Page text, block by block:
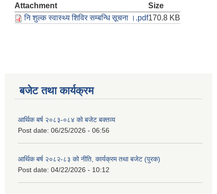
Attachment
Size
नि शुल्क स्वास्थ्य शिविर सम्बन्धि सूचना ।.pdf170.8 KB
बजेट तथा कार्यक्रम
आर्थिक बर्ष २०८३-०८४ को बजेट बक्तव्य
Post date: 06/25/2026 - 06:56
आर्थिक बर्ष २०८२-८३ को नीति, कार्यक्रम तथा बजेट (पुरक)
Post date: 04/22/2026 - 10:12